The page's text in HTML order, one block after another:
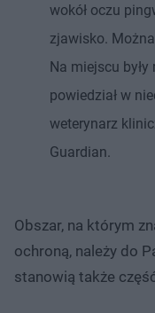
wokół oczu
zjawisko.
Na miejscu były
powiedział w
weterynarz
Guardian.
Obszar, na którym
ochroną, należy do
stanowią także